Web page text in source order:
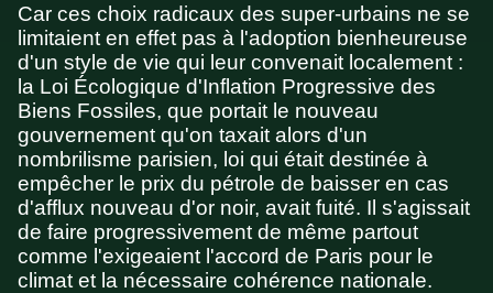
Car ces choix radicaux des super-urbains ne se
limitaient en effet pas à l'adoption bienheureuse
d'un style de vie qui leur convenait localement :
la Loi Écologique d'Inflation Progressive des
Biens Fossiles, que portait le nouveau
gouvernement qu'on taxait alors d'un
nombrilisme parisien, loi qui était destinée à
empêcher le prix du pétrole de baisser en cas
d'afflux nouveau d'or noir, avait fuité. Il s'agissait
de faire progressivement de même partout
comme l'exigeaient l'accord de Paris pour le
climat et la nécessaire cohérence nationale.